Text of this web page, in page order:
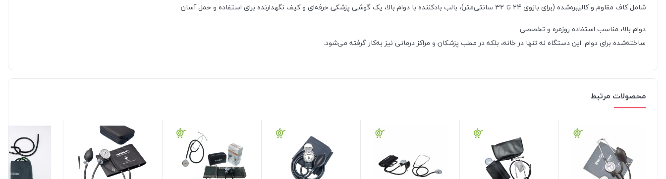
شامل کاف مقاوم و کالیبره‌شده (برای بازوی 24 تا 32 سانتی‌متر)، بالب بادکننده با دوام بالا، یک گوشی پزشکی حرفه‌ای و کیف نگهدارنده برای استفاده و حمل آسان.
دوام بالا، مناسب استفاده روزمره و تخصصی
ساخته‌شده برای دوام. این دستگاه نه تنها در خانه، بلکه در مطب پزشکان و مراکز درمانی نیز به‌کار گرفته می‌شود.
محصولات مرتبط